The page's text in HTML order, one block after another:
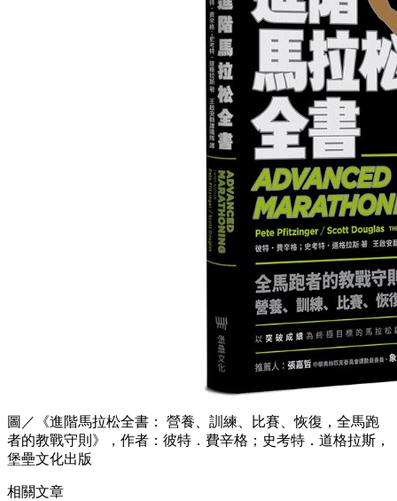
圖／《進階馬拉松全書： 營養、訓練、比賽、恢復，全馬跑
者的教戰守則》，作者：彼特．費辛格；史考特．道格拉斯，
堡壘文化出版
相關文章